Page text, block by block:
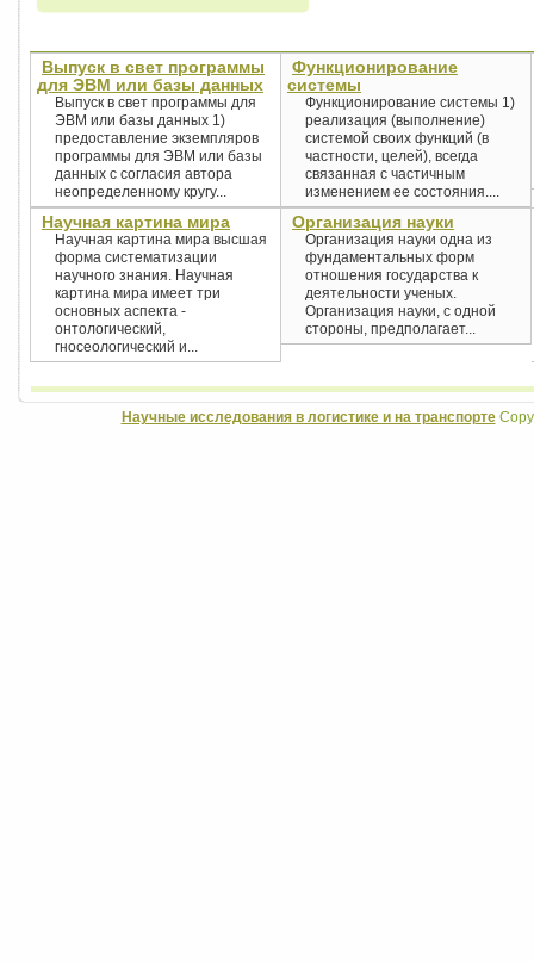
Выпуск в свет программы
для ЭВМ или базы данных
Выпуск в свет программы для
ЭВМ или базы данных 1)
предоставление экземпляров
программы для ЭВМ или базы
данных с согласия автора
неопределенному кругу...
Функционирование
системы
Функционирование системы 1)
реализация (выполнение)
системой своих функций (в
частности, целей), всегда
связанная с частичным
изменением ее состояния....
Научная картина мира
Научная картина мира высшая
форма систематизации
научного знания. Научная
картина мира имеет три
основных аспекта -
онтологический,
гносеологический и...
Организация науки
Организация науки одна из
фундаментальных форм
отношения государства к
деятельности ученых.
Организация науки, с одной
стороны, предполагает...
Научные исследования в логистике и на транспорте